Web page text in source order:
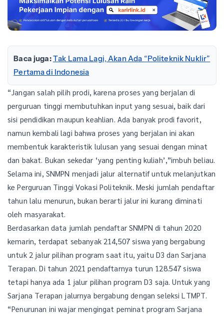
Baca juga:Tak Lama Lagi, Akan Ada “Politeknik Nuklir”
Pertama di Indonesia
“Jangan salah pilih prodi, karena proses yang berjalan di
perguruan tinggi membutuhkan input yang sesuai, baik dari
sisi pendidikan maupun keahlian. Ada banyak prodi favorit,
namun kembali lagi bahwa proses yang berjalan ini akan
membentuk karakteristik lulusan yang sesuai dengan minat
dan bakat. Bukan sekedar ‘yang penting kuliah’,”imbuh beliau.
Selama ini, SNMPN menjadi jalur alternatif untuk melanjutkan
ke Perguruan Tinggi Vokasi Politeknik. Meski jumlah pendaftar
tahun lalu menurun, bukan berarti jalur ini kurang diminati
oleh masyarakat.
Berdasarkan data jumlah pendaftar SNMPN di tahun 2020
kemarin, terdapat sebanyak 214,507 siswa yang bergabung
untuk 2 jalur pilihan program saat itu, yaitu D3 dan Sarjana
Terapan. Di tahun 2021 pendaftarnya turun 128.547 siswa
tetapi hanya ada 1 jalur pilihan program D3 saja. Untuk yang
Sarjana Terapan jalurnya bergabung dengan seleksi LTMPT.
“Penurunan ini wajar mengingat peminat program Sarjana